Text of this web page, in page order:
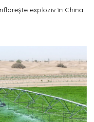
exploziv în China